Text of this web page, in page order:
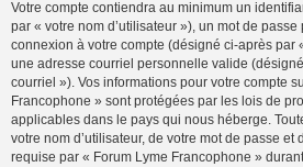
Votre compte contiendra au minimum un
par « votre nom d’utilisateur »), un mot de
connexion à votre compte (désigné ci-après par
une adresse courriel personnelle valide
courriel »). Vos informations pour votre compte
Francophone » sont protégées par les lois de
applicables dans le pays qui nous héberge.
votre nom d’utilisateur, de votre mot de passe et
requise par « Forum Lyme Francophone »